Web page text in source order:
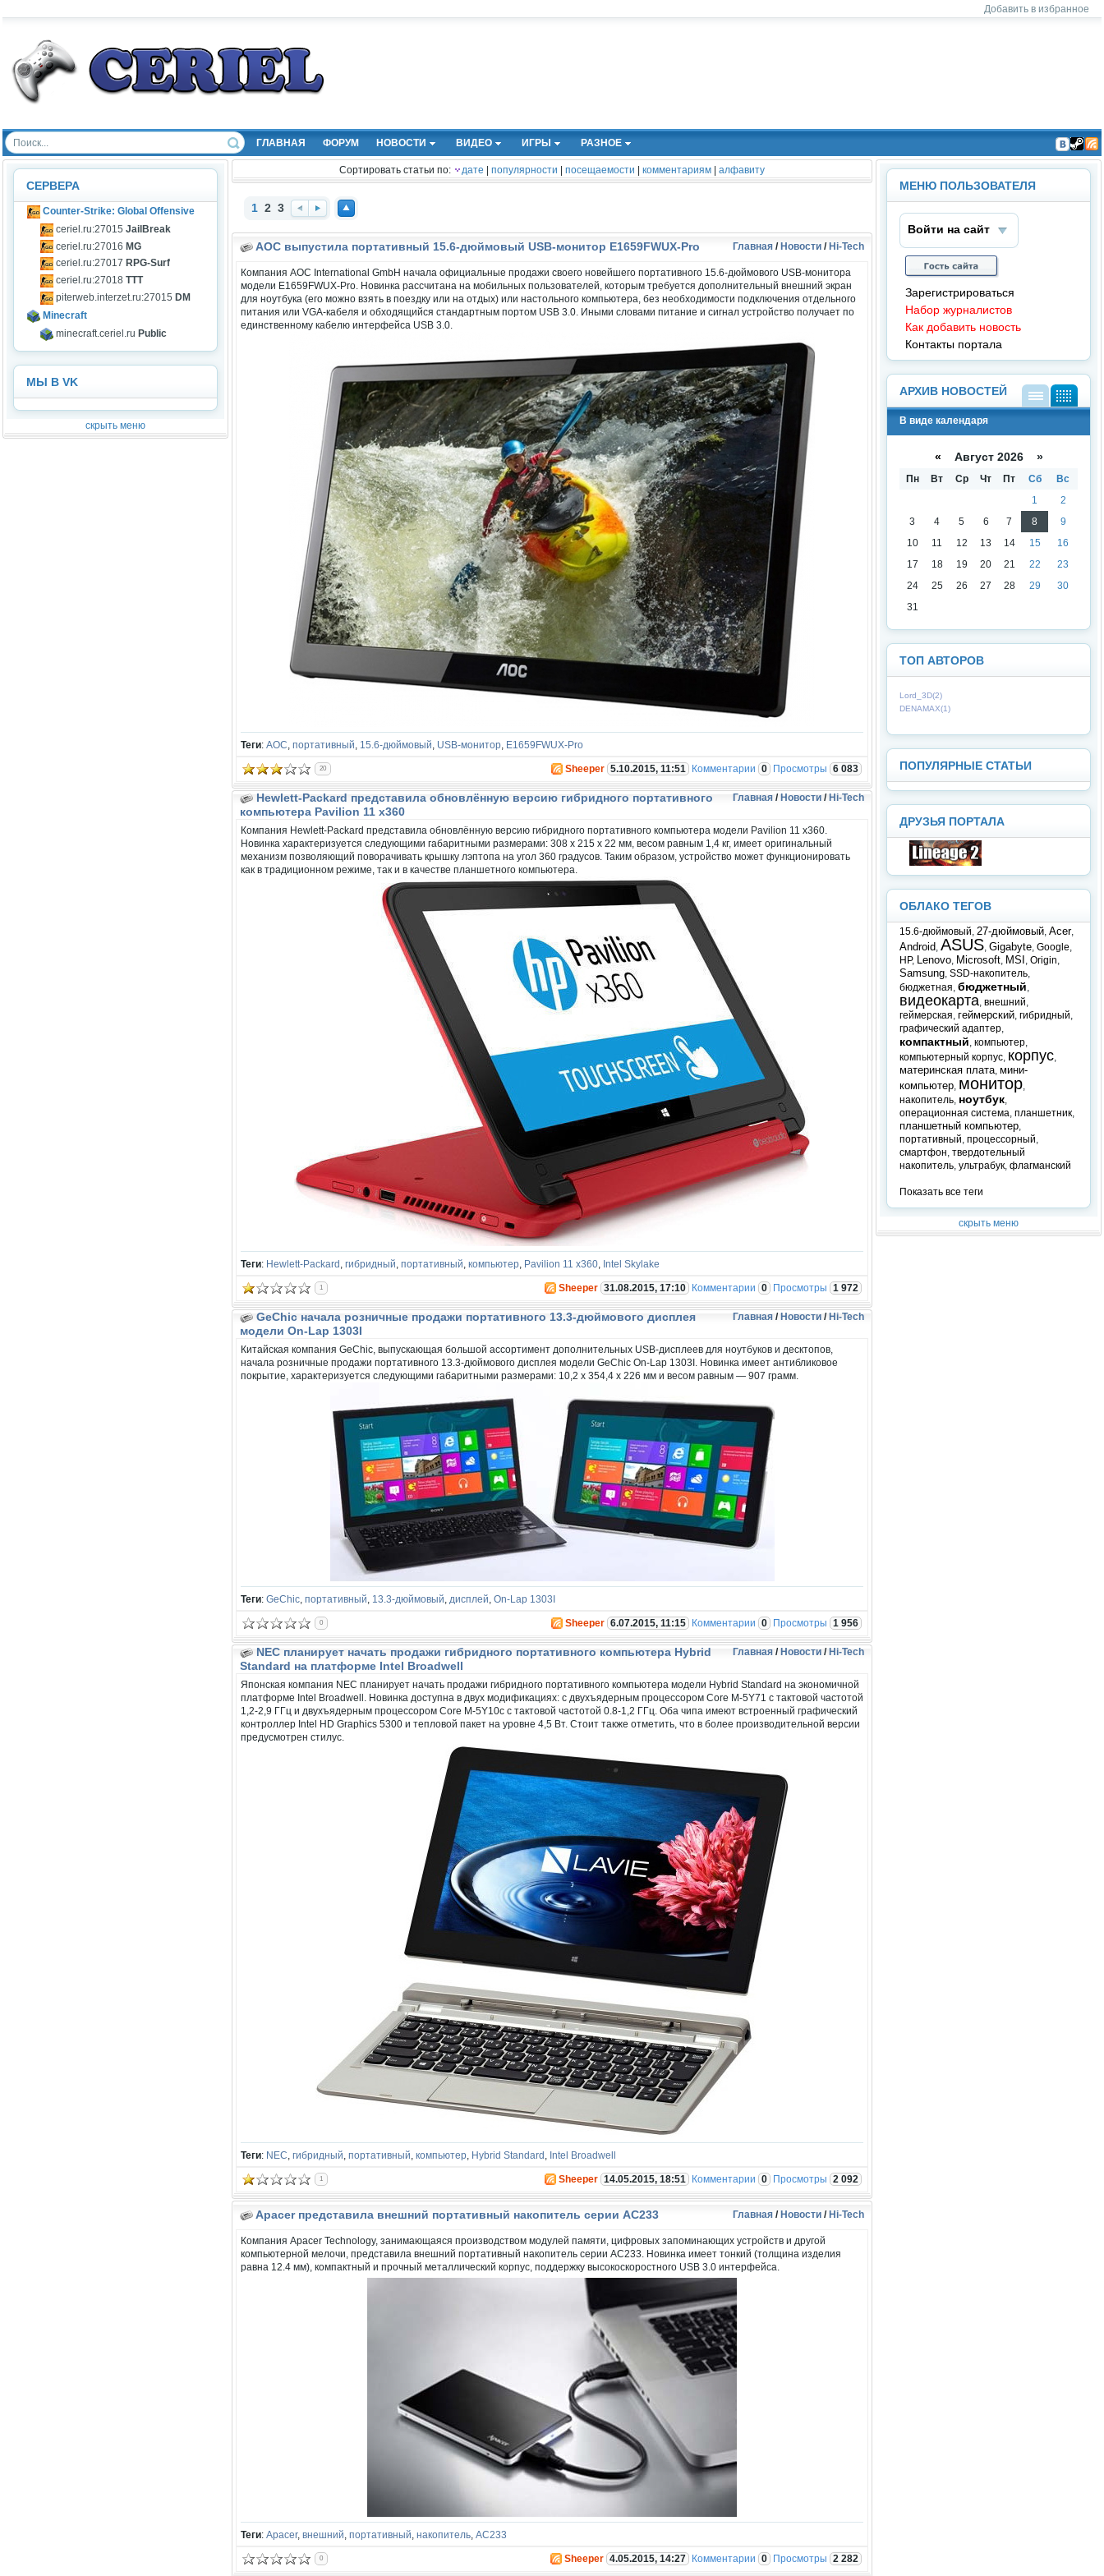
Добавить в избранное
ГЛАВНАЯ ФОРУМ НОВОСТИ ВИДЕО ИГРЫ
РАЗНОЕ
Чт
ен
S
На
ша
а в
На
ша
а в
СЕРВЕРА
Counter-Strike: Global Offensive
ceriel.ru:27015 JailBreak
ceriel.ru:27016 MG
ceriel.ru:27017 RPG-Surf
ceriel.ru:27018 TTT
piterweb.interzet.ru:27015 DM
Minecraft
minecraft.ceriel.ru Public
МЫ В VK
скрыть меню
Сортировать статьи по: дате популярности посещаемости комментариям алфавиту
1 2 3
Главная / Новости / Hi-Tech
AOC выпустила портативный 15.6-дюймовый USB-монитор E1659FWUX-Pro
Компания AOC International GmbH начала официальные продажи своего новейшего портативного 15.6-дюймового USB-монитора
модели E1659FWUX-Pro. Новинка рассчитана на мобильных пользователей, которым требуется дополнительный внешний экран
для ноутбука (его можно взять в поездку или на отдых) или настольного компьютера, без необходимости подключения отдельного
питания или VGA-кабеля и обходящийся стандартным портом USB 3.0. Иными словами питание и сигнал устройство получает по
единственному кабелю интерфейса USB 3.0.
Теги: AOC, портативный, 15.6-дюймовый, USB-монитор, E1659FWUX-Pro
20 Sheeper 5.10.2015, 11:51 Комментарии 0 Просмотры 6 083
Главная / Новости / Hi-Tech
Hewlett-Packard представила обновлённую версию гибридного портативного
компьютера Pavilion 11 x360
Компания Hewlett-Packard представила обновлённую версию гибридного портативного компьютера модели Pavilion 11 x360.
Новинка характеризуется следующими габаритными размерами: 308 x 215 x 22 мм, весом равным 1,4 кг, имеет оригинальный
механизм позволяющий поворачивать крышку лэптопа на угол 360 градусов. Таким образом, устройство может функционировать
как в традиционном режиме, так и в качестве планшетного компьютера.
Теги: Hewlett-Packard , гибридный, портативный, компьютер, Pavilion 11 x360, Intel Skylake
1 Sheeper 31.08.2015, 17:10 Комментарии 0 Просмотры 1 972
Главная / Новости / Hi-Tech
GeChic начала розничные продажи портативного 13.3-дюймового дисплея
модели On-Lap 1303I
Китайская компания GeChic, выпускающая большой ассортимент дополнительных USB-дисплеев для ноутбуков и десктопов,
начала розничные продажи портативного 13.3-дюймового дисплея модели GeChic On-Lap 1303I. Новинка имеет антибликовое
покрытие, характеризуется следующими габаритными размерами: 10,2 x 354,4 x 226 мм и весом равным — 907 грамм.
Теги: GeChic, портативный, 13.3-дюймовый, дисплей, On-Lap 1303I
0 Sheeper 6.07.2015, 11:15 Комментарии 0 Просмотры 1 956
Главная / Новости / Hi-Tech
NEC планирует начать продажи гибридного портативного компьютера Hybrid
Standard на платформе Intel Broadwell
Японская компания NEC планирует начать продажи гибридного портативного компьютера модели Hybrid Standard на экономичной
платформе Intel Broadwell. Новинка доступна в двух модификациях: с двухъядерным процессором Core M-5Y71 с тактовой частотой
1,2-2,9 ГГц и двухъядерным процессором Core M-5Y10с с тактовой частотой 0.8-1,2 ГГц. Оба чипа имеют встроенный графический
контроллер Intel HD Graphics 5300 и тепловой пакет на уровне 4,5 Вт. Стоит также отметить, что в более производительной версии
предусмотрен стилус.
Теги: NEC, гибридный, портативный, компьютер, Hybrid Standard , Intel Broadwell
1 Sheeper 14.05.2015, 18:51 Комментарии 0 Просмотры 2 092
Главная / Новости / Hi-Tech
Apacer представила внешний портативный накопитель серии AC233
Компания Apacer Technology, занимающаяся производством модулей памяти, цифровых запоминающих устройств и другой
компьютерной мелочи, представила внешний портативный накопитель серии AC233. Новинка имеет тонкий (толщина изделия
равна 12.4 мм), компактный и прочный металлический корпус, поддержку высокоскоростного USB 3.0 интерфейса.
Теги: Apacer, внешний портативный накопитель AC233
0 Sheeper 4.05.2015, 14:27 Комментарии 0 Просмотры 2 282
МЕНЮ ПОЛЬЗОВАТЕЛЯ
Войти на сайт
Зарегистрироваться
Набор журналистов
Как добавить новость
Контакты портала
АРХИВ НОВОСТЕЙ
В
кален
В
списк
В виде календаря
« Август 2026 »
Пн Вт Ср Чт Пт Сб
Вс
1
2
3
4 5 6 7 8
9
10
11 12 13 14 15
16
17
18 19 20 21 22
23
24
25 26 27 28 29
30
31
ТОП АВТОРОВ
Lord_3D(2)
DENAMAX(1)
ПОПУЛЯРНЫЕ СТАТЬИ
ДРУЗЬЯ ПОРТАЛА
ОБЛАКО ТЕГОВ
15.6-дюймовый, 27-дюймовый, Acer,
Android, ASUS, Gigabyte, Google,
HP, Lenovo, Microsoft, MSI , Origin,
Samsung, SSD-накопитель,
бюджетная, бюджетный,
видеокарта, внешний,
геймерская, геймерский, гибридный,
графический адаптер,
компактный, компьютер,
компьютерный корпус, корпус,
материнская плата, мини-
компьютер, монитор,
накопитель, ноутбук,
операционная система, планшетник,
планшетный компьютер,
портативный, процессорный,
смартфон, твердотельный
накопитель, ультрабук, флагманский
Показать все теги
скрыть меню